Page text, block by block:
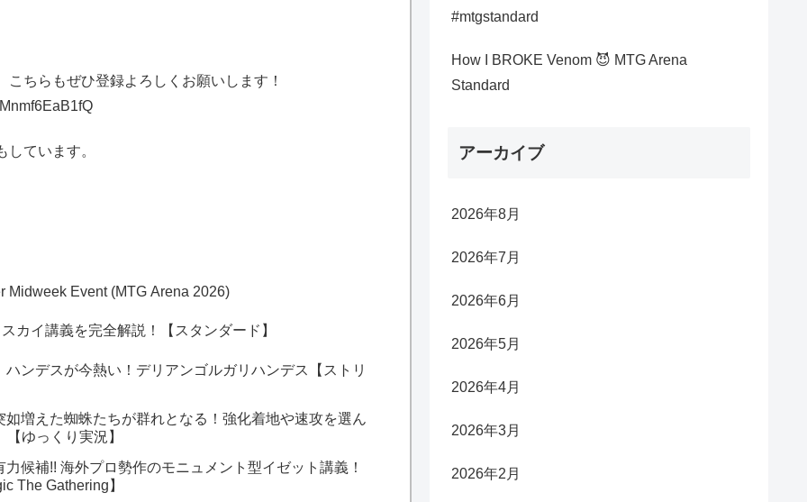
ちらもぜひ登録よろしくお願いします！
ています。
Midweek Event (MTG Arena 2026)
カイ講義を完全解説！【スタンダード】
ンデスが今熱い！デリアンゴルガリハンデス【ストリ
増えた蜘蛛たちが群れとなる！強化着地や速攻を選ん
ゆっくり実況】
候補!! 海外プロ勢作のモニュメント型イゼット講義！
The Gathering】
#mtgstandard
How I BROKE Venom 😈 MTG Arena
Standard
アーカイブ
2026年8月
2026年7月
2026年6月
2026年5月
2026年4月
2026年3月
2026年2月